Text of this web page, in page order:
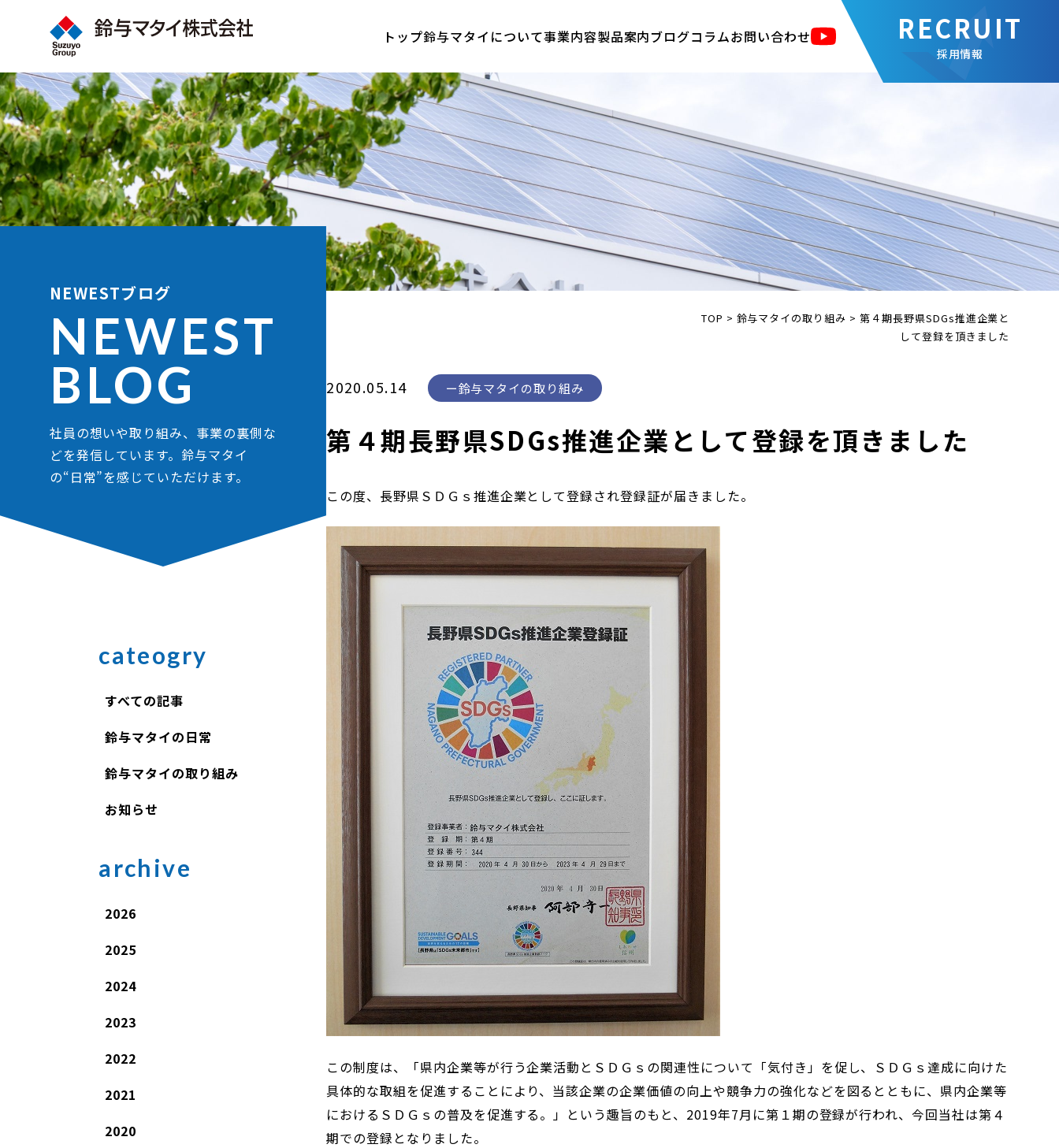
トップ鈴与マタイについて事業内容製品案内ブログコラムお問い合わせ
採用情報
NEWESTブログ
NEWEST
BLOG
社員の想いや取り組み、事業の裏側な
どを発信しています。鈴与マタイ
の“日常”を感じていただけます。
TOP > 鈴与マタイの取り組み > 第４期長野県SDGs推進企業と
して登録を頂きました
2020.05.14 鈴与マタイの取り組み
第４期長野県SDGs推進企業として登録を頂きました
この度、長野県ＳＤＧｓ推進企業として登録され登録証が届きました。
この制度は、「県内企業等が行う企業活動とＳＤＧｓの関連性について「気付き」を促し、ＳＤＧｓ達成に向けた
具体的な取組を促進することにより、当該企業の企業価値の向上や競争力の強化などを図るとともに、県内企業等
におけるＳＤＧｓの普及を促進する。」という趣旨のもと、2019年7月に第１期の登録が行われ、今回当社は第４
期での登録となりました。
cateogry
すべての記事
鈴与マタイの日常
鈴与マタイの取り組み
お知らせ
archive
2026
2025
2024
2023
2022
2021
2020